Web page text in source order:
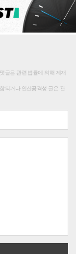
글은 관련 법률에 의해 제재
되거나 인신공격성 글은 관